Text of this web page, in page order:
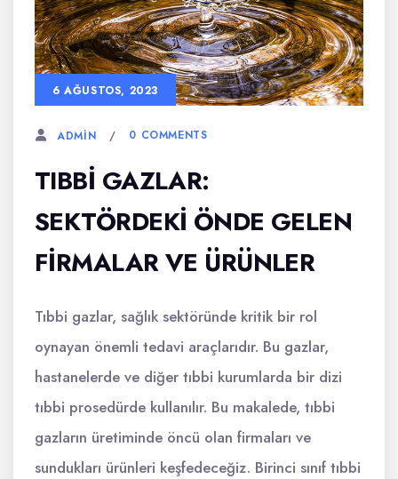
6 AĞUSTOS, 2023
ADMIN 0 COMMENTS
TIBBI GAZLAR:
SEKTÖRDEKI ÖNDE GELEN
FIRMALAR VE ÜRÜNLER
Tıbbi gazlar, sağlık sektöründe kritik bir rol
oynayan önemli tedavi araçlarıdır. Bu gazlar,
hastanelerde ve diğer tıbbi kurumlarda bir dizi
tıbbi prosedürde kullanılır. Bu makalede, tıbbi
gazların üretiminde öncü olan firmaları ve
sundukları ürünleri keşfedeceğiz. Birinci sınıf tıbbi